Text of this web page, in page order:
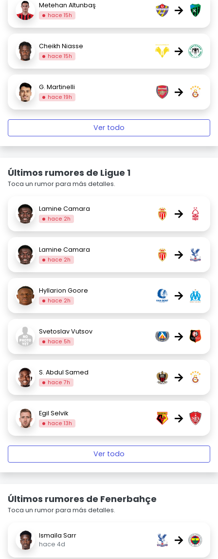
Metehan Altunbaş
hace 15h →
Cheikh Niasse
hace 15h →
G. Martinelli
hace 19h →
Ver todo
Últimos rumores de Ligue 1
Toca un rumor para más detalles.
Lamine Camara
hace 2h →
Lamine Camara
hace 2h →
Hyllarion Goore
hace 2h →
Svetoslav Vutsov
hace 5h →
S. Abdul Samed
hace 7h →
Egil Selvik
hace 13h →
Ver todo
Últimos rumores de Fenerbahçe
Toca un rumor para más detalles.
Ismaïla Sarr
hace 4d
→